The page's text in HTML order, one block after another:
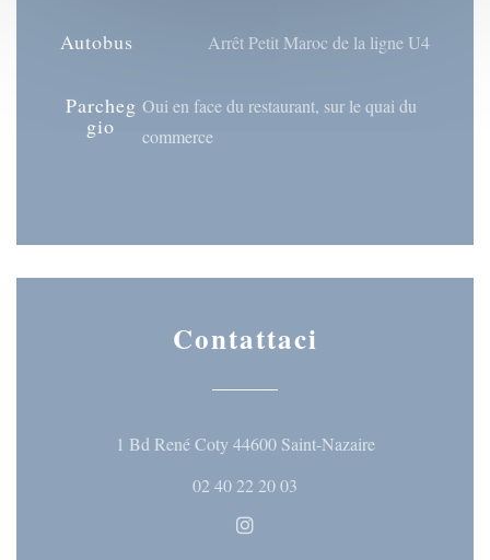
Autobus Arrêt Petit Maroc de la ligne U4
Parcheg
gio
Oui en face du restaurant, sur le quai du
commerce
Contattaci
1 Bd René Coty 44600 Saint-Nazaire((apre una
02 40 22 20 03
Instagram ((apre una nuova